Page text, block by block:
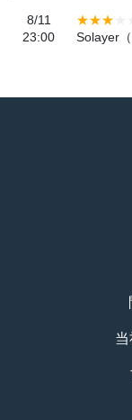
8/11
23:00
Solayer